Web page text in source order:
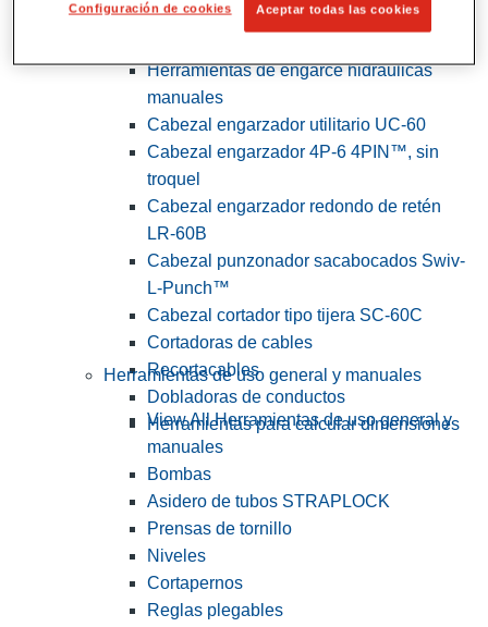
View All Herramientas de servicios
Herramientas de engarce hidráulicas
manuales
Cabezal engarzador utilitario UC-60
Cabezal engarzador 4P-6 4PIN™, sin
troquel
Cabezal engarzador redondo de retén
LR-60B
Cabezal punzonador sacabocados Swiv-
L-Punch™
Cabezal cortador tipo tijera SC-60C
Cortadoras de cables
Recortacables
Dobladoras de conductos
Herramientas para calcular dimensiones
Herramientas de uso general y manuales
View All Herramientas de uso general y
manuales
Bombas
Asidero de tubos STRAPLOCK
Prensas de tornillo
Niveles
Cortapernos
Reglas plegables
Configuración de cookies Aceptar todas las cookies